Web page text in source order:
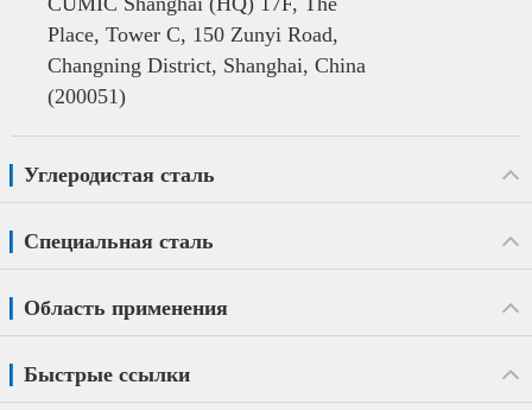
Place, Tower C, 150 Zunyi Road,
Changning District, Shanghai, China
(200051)
Углеродистая сталь
Специальная сталь
Область применения
Быстрые ссылки